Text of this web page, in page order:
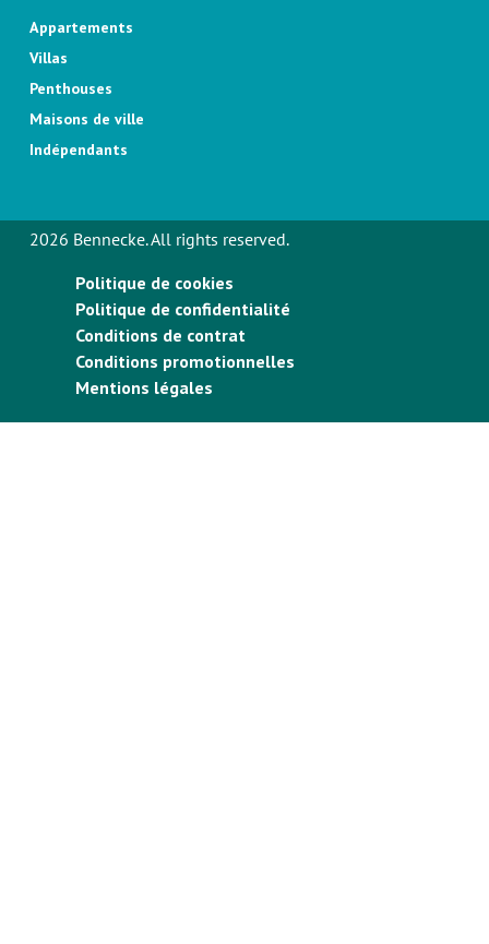
Appartements
Villas
Penthouses
Maisons de ville
Indépendants
2026 Bennecke. All rights reserved.
Politique de cookies
Politique de confidentialité
Conditions de contrat
Conditions promotionnelles
Mentions légales